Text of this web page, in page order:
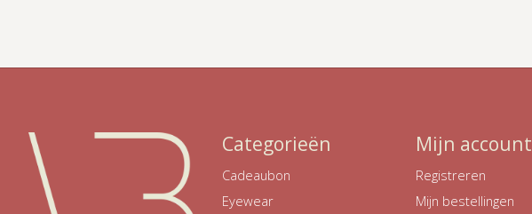
Categorieën
Cadeaubon
Eyewear
Mijn account
Registreren
Mijn bestellingen